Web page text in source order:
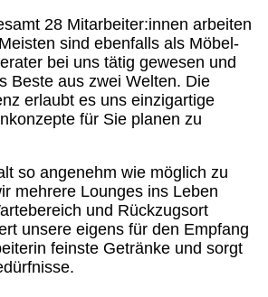
28 Mitarbeiter:innen arbeiten
sind ebenfalls als Möbel-
bei uns tätig gewesen und
Beste aus zwei Welten. Die
erlaubt es uns einzigartige
für Sie planen zu
so angenehm wie möglich zu
mehrere Lounges ins Leben
und Rückzugsort
unsere eigens für den Empfang
feinste Getränke und sorgt